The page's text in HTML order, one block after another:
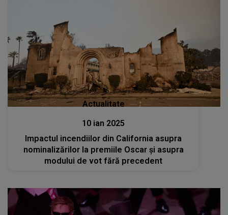
Actualitate
10 ian 2025
Impactul incendiilor din California asupra
nominalizărilor la premiile Oscar și asupra
modului de vot fără precedent